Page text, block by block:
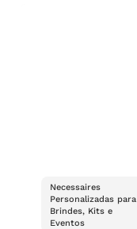
Necessaires
Personalizadas para
Brindes, Kits e
Eventos